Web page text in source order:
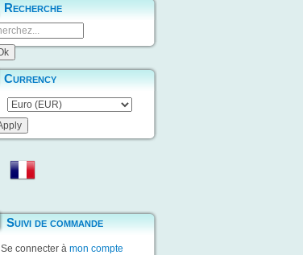
Recherche
Currency
Suivi de commande
Se connecter à mon compte